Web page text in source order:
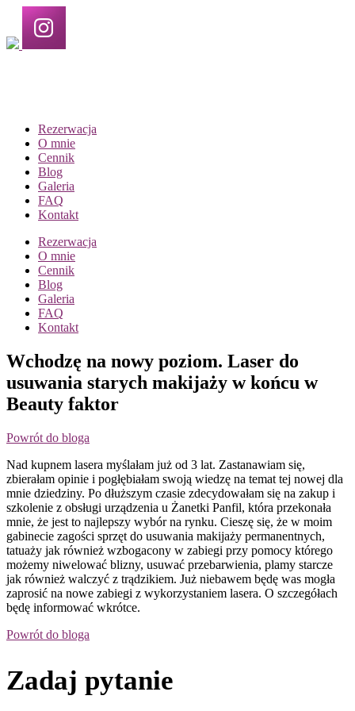
Rezerwacja
O mnie
Cennik
Blog
Galeria
FAQ
Kontakt
Rezerwacja
O mnie
Cennik
Blog
Galeria
FAQ
Kontakt
Wchodzę na nowy poziom. Laser do
usuwania starych makijaży w końcu w
Beauty faktor
Powrót do bloga
Nad kupnem lasera myślałam już od 3 lat. Zastanawiam się,
zbierałam opinie i pogłębiałam swoją wiedzę na temat tej nowej dla
mnie dziedziny. Po dłuższym czasie zdecydowałam się na zakup i
szkolenie z obsługi urządzenia u Żanetki Panfil, która przekonała
mnie, że jest to najlepszy wybór na rynku. Cieszę się, że w moim
gabinecie zagości sprzęt do usuwania makijaży permanentnych,
tatuaży jak również wzbogacony w zabiegi przy pomocy którego
możemy niwelować blizny, usuwać przebarwienia, plamy starcze
jak również walczyć z trądzikiem. Już niebawem będę was mogła
zaprosić na nowe zabiegi z wykorzystaniem lasera. O szczegółach
będę informować wkrótce.
Powrót do bloga
Zadaj pytanie